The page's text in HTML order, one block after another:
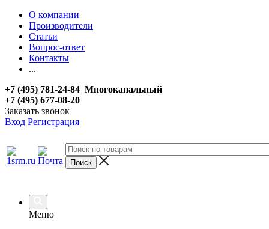
О компании
Производители
Статьи
Вопрос-ответ
Контакты
...
+7 (495) 781-24-84 Многоканальный
+7 (495) 677-08-20
Заказать звонок
Вход Регистрация
Меню